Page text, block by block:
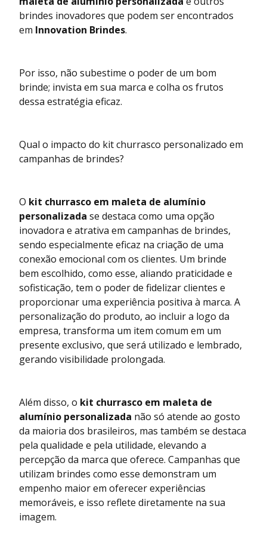
brindes inovadores que podem ser encontrados
em Innovation Brindes.
Por isso, não subestime o poder de um bom
brinde; invista em sua marca e colha os frutos
dessa estratégia eficaz.
Qual o impacto do kit churrasco personalizado em
campanhas de brindes?
O kit churrasco em maleta de alumínio
personalizada se destaca como uma opção
inovadora e atrativa em campanhas de brindes,
sendo especialmente eficaz na criação de uma
conexão emocional com os clientes. Um brinde
bem escolhido, como esse, aliando praticidade e
sofisticação, tem o poder de fidelizar clientes e
proporcionar uma experiência positiva à marca. A
personalização do produto, ao incluir a logo da
empresa, transforma um item comum em um
presente exclusivo, que será utilizado e lembrado,
gerando visibilidade prolongada.
Além disso, o kit churrasco em maleta de
alumínio personalizada não só atende ao gosto
da maioria dos brasileiros, mas também se destaca
pela qualidade e pela utilidade, elevando a
percepção da marca que oferece. Campanhas que
utilizam brindes como esse demonstram um
empenho maior em oferecer experiências
memoráveis, e isso reflete diretamente na sua
imagem.